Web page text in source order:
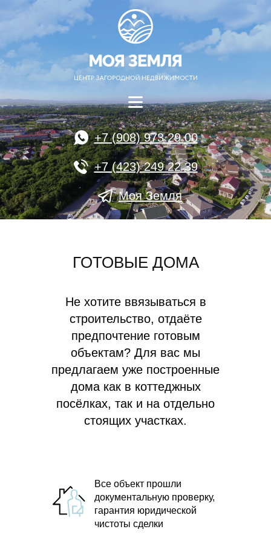
+7 (908) 973 29 00
+7 (423) 249 22 39
Моя Земля
ГОТОВЫЕ ДОМА
Не хотите ввязываться в
строительство, отдаёте
предпочтение готовым
объектам? Для вас мы
предлагаем уже построенные
дома как в коттеджных
посёлках, так и на отдельно
стоящих участках.
Все объект прошли
документальную проверку,
гарантия юридической
чистоты сделки